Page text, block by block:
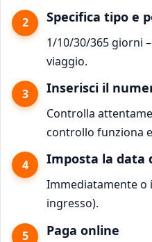
Specifica tipo e
1/10/30/365 giorni
viaggio.
Inserisci il
Controlla
controllo funziona
Imposta la data
Immediatamente
ingresso).
Paga online